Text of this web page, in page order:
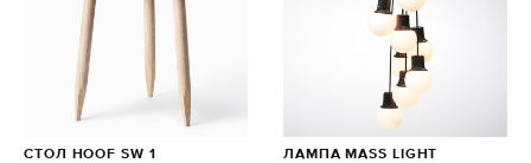
СТОЛ HOOF SW 1 ЛАМПА MASS LIGHT